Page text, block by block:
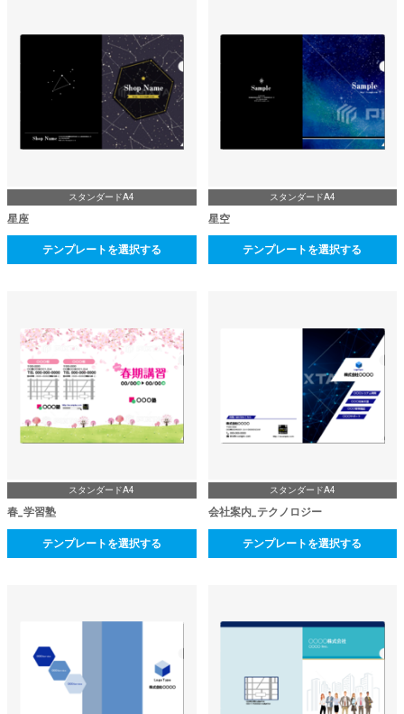
スタンダードA4
星座
テンプレートを選択する
スタンダードA4
星空
テンプレートを選択する
スタンダードA4
春_学習塾
テンプレートを選択する
スタンダードA4
会社案内_テクノロジー
テンプレートを選択する